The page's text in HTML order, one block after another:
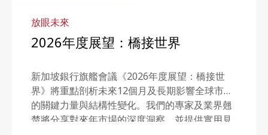
放眼未來
2026年度展望：橋接世界
新加坡銀行旗艦會議《2026年度展望：橋接世
界》將重點剖析未來12個月及長期影響全球市場
的關鍵力量與結構性變化。我們的專家及業界翹
楚將分享對來年市場的深度洞察，並提供實用見